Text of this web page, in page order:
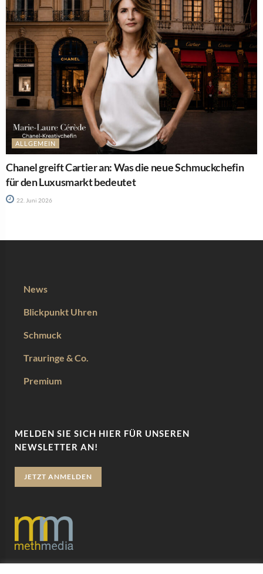
ALLGEMEIN
Chanel greift Cartier an: Was die neue Schmuckchefin
für den Luxusmarkt bedeutet
22. Juni 2026
News
Blickpunkt Uhren
Schmuck
Trauringe & Co.
Premium
MELDEN SIE SICH HIER FÜR UNSEREN
NEWSLETTER AN!
JETZT ANMELDEN